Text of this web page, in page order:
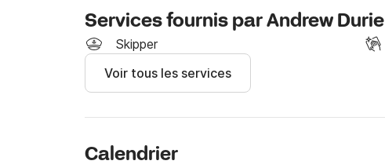
Services fournis par Andrew Durie
Skipper
Voir tous les services
Calendrier